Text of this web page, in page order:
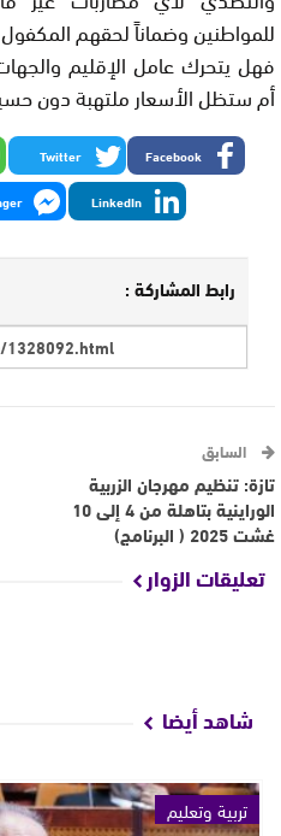
للمواطنين وضماناً لحقهم المكفول
فهل يتحرك عامل الإقليم
أم ستظل الأسعار ملتهبة دون
Facebook
Twitter
LinkedIn
رابط المشاركة :
السابق
تازة: تنظيم مهرجان الزربية
الوراينية بتاهلة من 4 إلى 10
غشت 2025 ( البرنامج)
تعليقات الزوار
شاهد أيضا
تربية وتعليم